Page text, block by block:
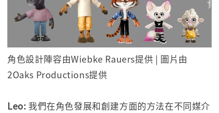
角色設計陣容由Wiebke Rauers提供 | 圖片由
2Oaks Productions提供
Leo: 我們在角色發展和創建方面的方法在不同媒介